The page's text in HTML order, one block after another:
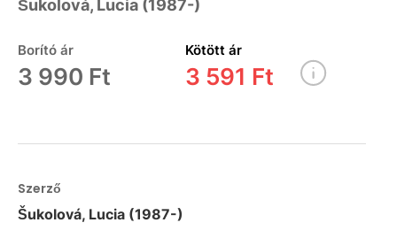
Šukolová, Lucia (1987-)
Borító ár
3 990 Ft
Kötött ár
3 591 Ft
Szerző
Šukolová, Lucia (1987-)